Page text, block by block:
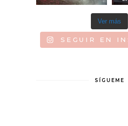
Ver más
SEGUIR EN
SÍGUEME